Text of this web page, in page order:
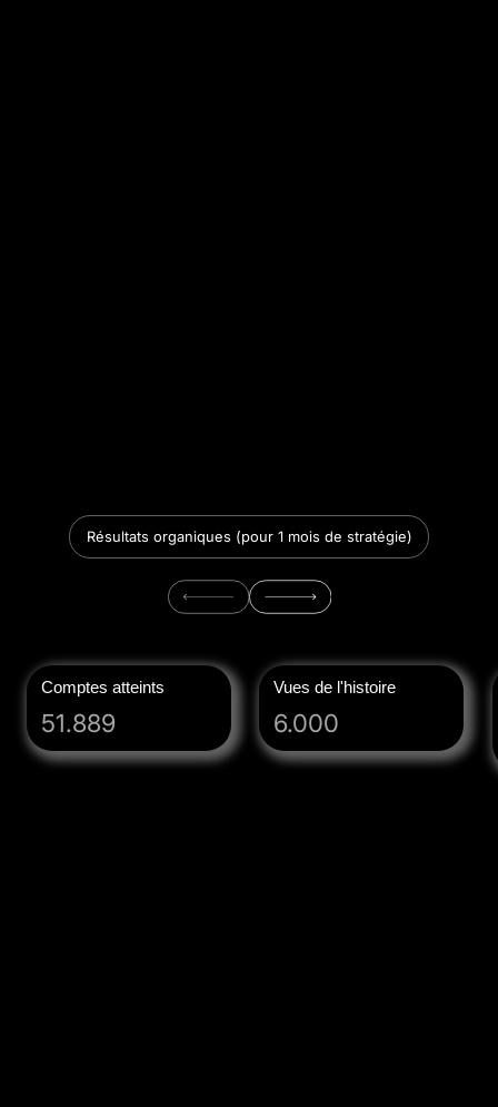
Résultats organiques (pour 1 mois de stratégie)
Comptes atteints
51.889
Vues de l'histoire
6.000